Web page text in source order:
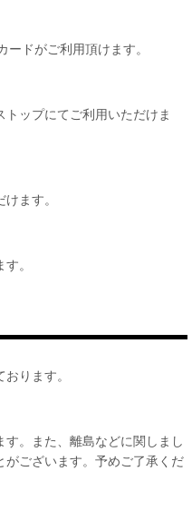
ドがご利用頂けます。
ップにてご利用いただけま
ます。
。
ります。
。また、離島などに関しまし
がございます。予めご了承くだ